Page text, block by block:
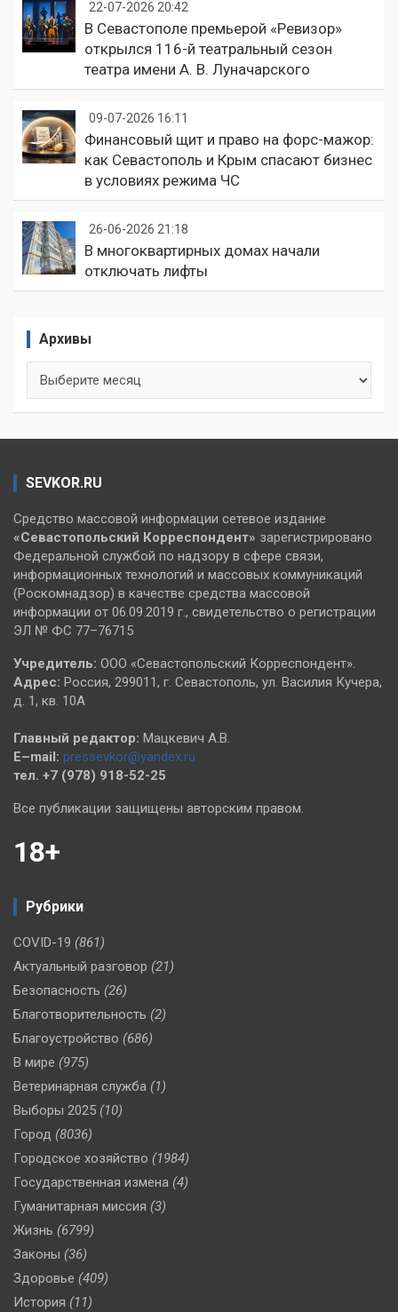
22-07-2026 20:42
В Севастополе премьерой «Ревизор»
открылся 116-й театральный сезон
театра имени А. В. Луначарского
09-07-2026 16:11
Финансовый щит и право на форс-мажор:
как Севастополь и Крым спасают бизнес
в условиях режима ЧС
26-06-2026 21:18
В многоквартирных домах начали
отключать лифты
Архивы
SEVKOR.RU
Средство массовой информации сетевое издание
«Севастопольский Корреспондент» зарегистрировано
Федеральной службой по надзору в сфере связи,
информационных технологий и массовых коммуникаций
(Роскомнадзор) в качестве средства массовой
информации от 06.09.2019 г., свидетельство о регистрации
ЭЛ № ФС 77–76715
Учредитель: ООО «Севастопольский Корреспондент».
Адрес: Россия, 299011, г. Севастополь, ул. Василия Кучера,
д. 1, кв. 10А
Главный редактор: Мацкевич А.В.
E–mail: pressevkor@yandex.ru
тел. +7 (978) 918-52-25
Все публикации защищены авторским правом.
18+
Рубрики
COVID-19 (861)
Актуальный разговор (21)
Безопасность (26)
Благотворительность (2)
Благоустройство (686)
В мире (975)
Ветеринарная служба (1)
Выборы 2025 (10)
Город (8036)
Городское хозяйство (1984)
Государственная измена (4)
Гуманитарная миссия (3)
Жизнь (6799)
Законы (36)
Здоровье (409)
История (11)